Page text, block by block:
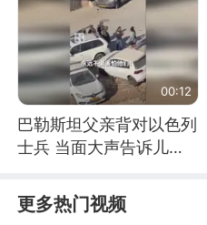
00:12
巴勒斯坦父亲背对以色列
士兵 当面大声告诉儿
更多热门视频